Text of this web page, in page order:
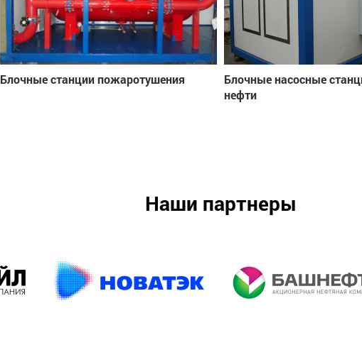
Блочные станции пожаротушения
Блочные насосные
нефти
Наши партнеры